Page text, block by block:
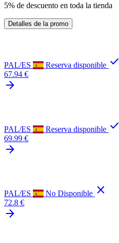
5% de descuento en toda la tienda
Detalles de la promo
PAL/ES Reserva disponible check
67.94 €
arrow_forward
PAL/ES Reserva disponible check
69.99 €
arrow_forward
PAL/ES No Disponible close
72.8 €
arrow_forward